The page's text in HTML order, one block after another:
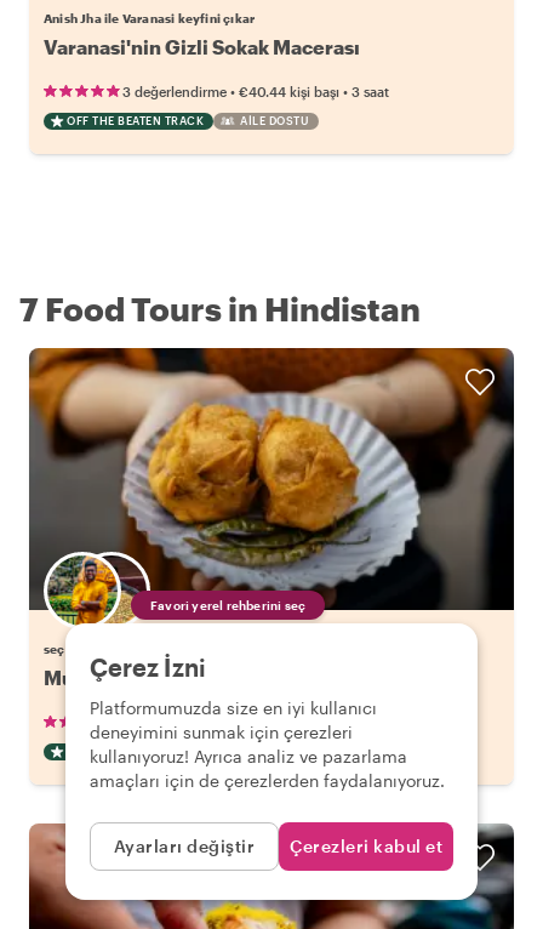
Anish Jha ile Varanasi keyfini çıkar
Varanasi'nin Gizli Sokak Macerası
3 değerlendirme • €40.44 kişi başı • 3 saat
OFF THE BEATEN TRACK AILE DOSTU
7 Food Tours in Hindistan
Favori yerel rehberini seç
seçeceğin bir yerel rehber ile Mumbai keyfini çıkar
Mumbai'nin 10 Tadı: Sokak Lezzetleri
418 değerlendirme €37.10 kişi başı
FOOD TOUR ANINDA ONAYLI
Çerez İzni
Platformumuzda size en iyi kullanıcı
deneyimini sunmak için çerezleri
kullanıyoruz! Ayrıca analiz ve pazarlama
amaçları için de çerezlerden faydalanıyoruz.
Ayarları değiştir Çerezleri kabul et